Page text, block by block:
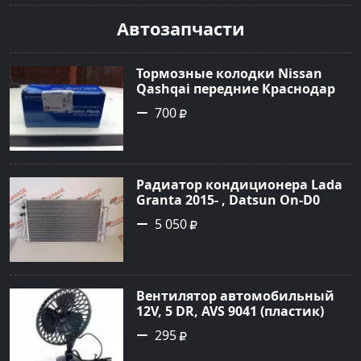
Автозапчасти
Тормозные колодки Nissan
Qashqai передние Краснодар
700
Радиатор кондиционера Lada
Granta 2015- , Datsun On-D0
2016- Краснодар
5 050
Вентилятор автомобильный
12V, 5 DR, AVS 9041 (пластик)
Краснодар
295